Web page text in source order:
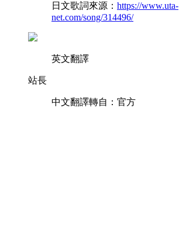
日文歌詞來源： https://www.uta-
net.com/song/314496/
英文翻譯
站長
中文翻譯轉自：官方